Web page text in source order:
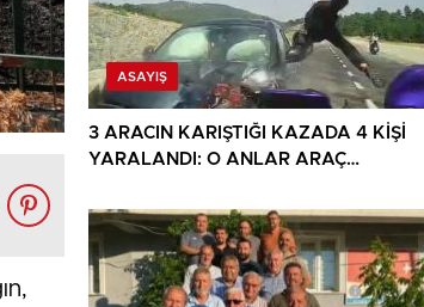
ASAYIŞ
3 ARACIN KARIŞTIĞI KAZADA 4 KİŞİ
YARALANDI: O ANLAR ARAÇ